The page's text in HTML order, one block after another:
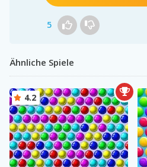
5
Ähnliche Spiele
4.2